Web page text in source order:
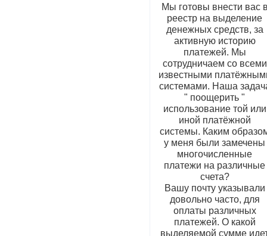
Мы готовы внести вас
реестр на выделение
денежных средств, за
активную историю
платежей. Мы
сотрудничаем со всеми
известными
системами. Наша
" поощерить "
использование той или
иной платёжной
системы. Каким
у меня были замечены
многочисленные
платежи на различные
счета?
Вашу почту указывали
довольно часто, для
оплаты различных
платежей. О какой
выделяемой сумме